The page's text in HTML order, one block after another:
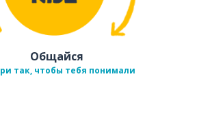
Общайся
так, чтобы тебя понимали